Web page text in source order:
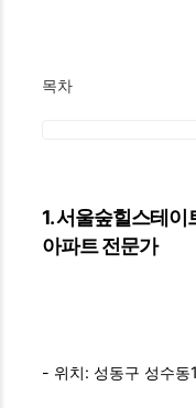
목차
1. 서울숲힐스테
아파트 전문가
- 위치: 성동구 성수